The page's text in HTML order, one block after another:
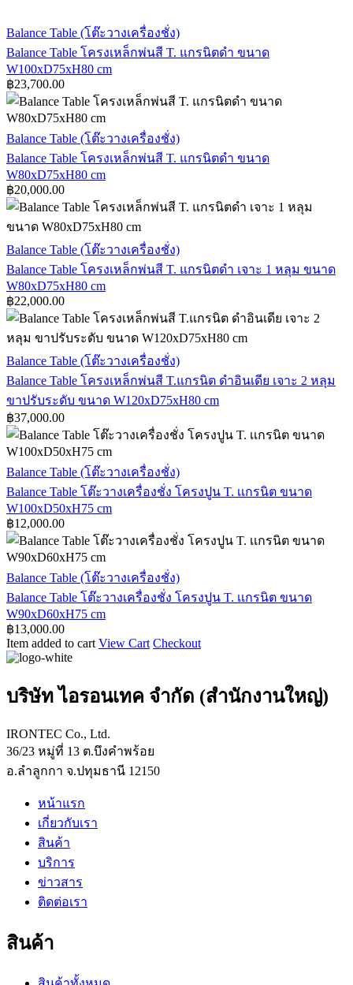
Balance
Table
โครง
เหล็ก
พ่น
สี
T.
แกรนิต
ดำ
ขนาด
W100xD75xH80
cm
Balance Table (โต๊ะวางเครื่องชั่ง)
Balance Table โครงเหล็กพ่นสี T. แกรนิตดำ ขนาด
W100xD75xH80 cm
฿23,700.00
Balance
Table
โครง
เหล็ก
พ่น
สี
แกรนิต
ดำ
ขนาด
W80xD75xH80
Balance Table (โต๊ะวางเครื่องชั่ง)
Balance Table โครงเหล็กพ่นสี T. แกรนิตดำ ขนาด
W80xD75xH80 cm
฿20,000.00
Balance
Table
โครง
เหล็ก
พ่น
สี
แกรนิต
ดำ
เจาะ
1
หลุม
W80xD75xH80
cm
Balance Table (โต๊ะวางเครื่องชั่ง)
Balance Table โครงเหล็กพ่นสี T. แกรนิตดำ เจาะ 1 หลุม ขนาด
W80xD75xH80 cm
฿22,000.00
Balance
Table
โครง
เหล็ก
พ่น
สี
T.แกรนิต
ดำ
อินเดีย
เจาะ
2
หลุม
ขา
ปรับ
ระดับ
ขนาด
W120xD75xH80
Balance Table (โต๊ะวางเครื่องชั่ง)
Balance Table โครงเหล็กพ่นสี T.แกรนิต ดำอินเดีย เจาะ 2 หลุม
ขาปรับระดับ ขนาด W120xD75xH80 cm
฿37,000.00
Balance
Table
โต๊ะ
วาง
เครื่อง
ชั่ง
โครง
ปูน
T.
เเก
รนิต
W100xD50xH75
cm
Balance Table (โต๊ะวางเครื่องชั่ง)
Balance Table โต๊ะวางเครื่องชั่ง โครงปูน T. เเกรนิต ขนาด
W100xD50xH75 cm
฿12,000.00
Balance
Table
โต๊ะ
วาง
เครื่อง
ชั่ง
โครง
ปูน
เเก
รนิต
ขนาด
W90xD60xH75
Balance Table (โต๊ะวางเครื่องชั่ง)
Balance Table โต๊ะวางเครื่องชั่ง โครงปูน T. เเกรนิต ขนาด
W90xD60xH75 cm
฿13,000.00
Item added to cart View Cart Checkout
บริษัท ไอรอนเทค จำกัด (สำนักงานใหญ่)
IRONTEC Co., Ltd.
36/23 หมู่ที่ 13 ต.บึงคำพร้อย
อ.ลำลูกกา จ.ปทุมธานี 12150
หน้าแรก
เกี่ยวกับเรา
สินค้า
บริการ
ข่าวสาร
ติดต่อเรา
สินค้า